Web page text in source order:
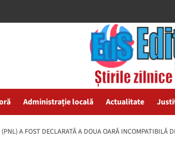
Administrație locală Actualitate
A FOST DECLARATĂ A DOUA OARĂ INCOMPATIBILĂ